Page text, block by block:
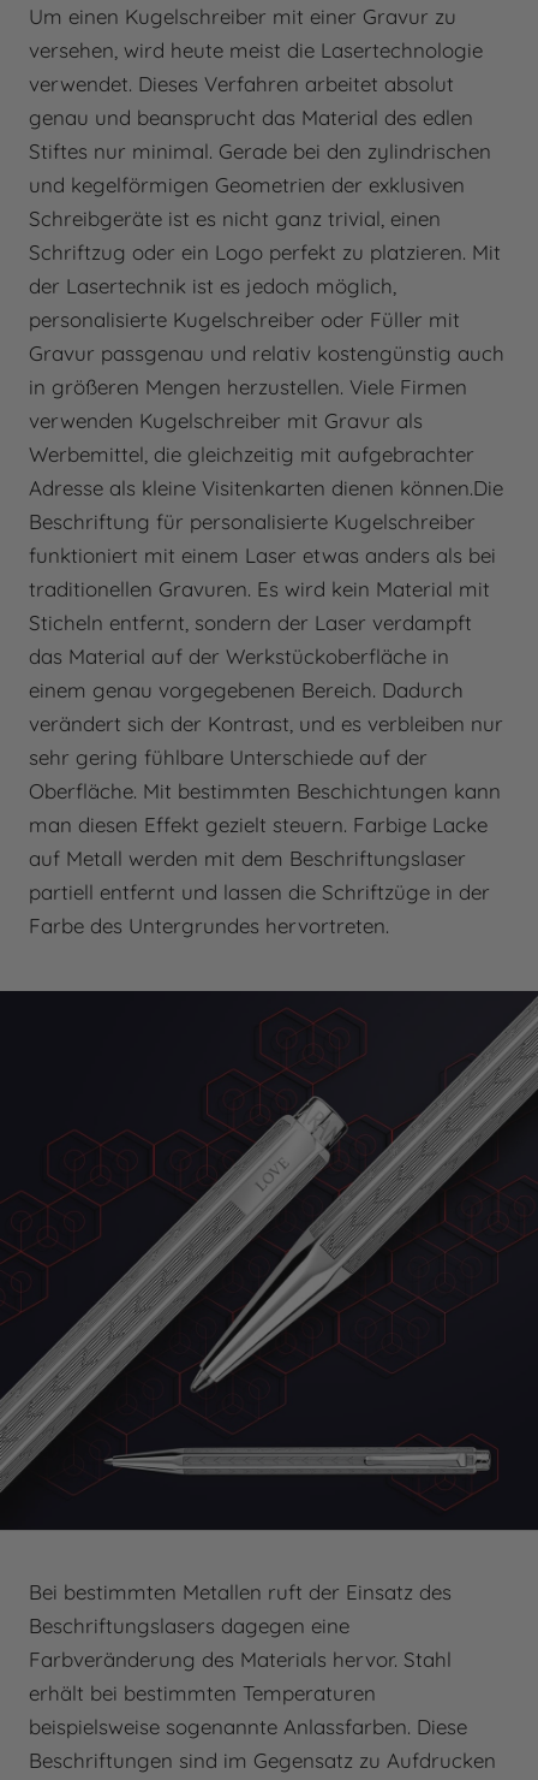
Um einen Kugelschreiber mit einer Gravur zu
versehen, wird heute meist die Lasertechnologie
verwendet. Dieses Verfahren arbeitet absolut
genau und beansprucht das Material des edlen
Stiftes nur minimal. Gerade bei den zylindrischen
und kegelförmigen Geometrien der exklusiven
Schreibgeräte ist es nicht ganz trivial, einen
Schriftzug oder ein Logo perfekt zu platzieren. Mit
der Lasertechnik ist es jedoch möglich,
personalisierte Kugelschreiber oder Füller mit
Gravur passgenau und relativ kostengünstig auch
in größeren Mengen herzustellen. Viele Firmen
verwenden Kugelschreiber mit Gravur als
Werbemittel, die gleichzeitig mit aufgebrachter
Adresse als kleine Visitenkarten dienen können.Die
Beschriftung für personalisierte Kugelschreiber
funktioniert mit einem Laser etwas anders als bei
traditionellen Gravuren. Es wird kein Material mit
Sticheln entfernt, sondern der Laser verdampft
das Material auf der Werkstückoberfläche in
einem genau vorgegebenen Bereich. Dadurch
verändert sich der Kontrast, und es verbleiben nur
sehr gering fühlbare Unterschiede auf der
Oberfläche. Mit bestimmten Beschichtungen kann
man diesen Effekt gezielt steuern. Farbige Lacke
auf Metall werden mit dem Beschriftungslaser
partiell entfernt und lassen die Schriftzüge in der
Farbe des Untergrundes hervortreten.
Bei bestimmten Metallen ruft der Einsatz des
Beschriftungslasers dagegen eine
Farbveränderung des Materials hervor. Stahl
erhält bei bestimmten Temperaturen
beispielsweise sogenannte Anlassfarben. Diese
Beschriftungen sind im Gegensatz zu Aufdrucken